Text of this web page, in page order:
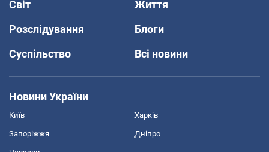
Світ
Життя
Розслідування
Блоги
Суспільство
Всі новини
Новини України
Київ Харків
Запоріжжя Дніпро